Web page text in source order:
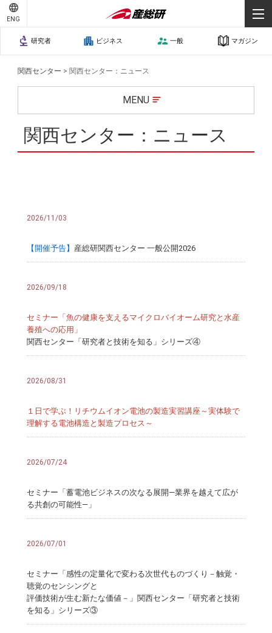
ENG
研究者 ビジネス 一般 マガジン
関西センター > 関西センター：ニュース
MENU
関西センター：ニュース
2026/11/03
【開催予告】 産総研関西センター 一般公開2026
2026/09/18
セミナー「魚の健康を支えるマイクロバイオーム研究と水産
養殖への応用」
関西センター「研究者と技術を知る」シリーズ④
2026/08/31
１日で学ぶ！リチウムイオン電池の製造実習講座～実体験で
理解する電池構造と製造プロセス～
2026/07/24
セミナー「蓄電池ビジネスの次なる展開―業界を越えて広が
る共創の可能性―」
2026/07/01
セミナー「感性の定量化で変わる次世代ものづくり－触覚・
聴覚のセンシングと
評価技術が生む新たな価値－」関西センター「研究者と技術
を知る」シリーズ③